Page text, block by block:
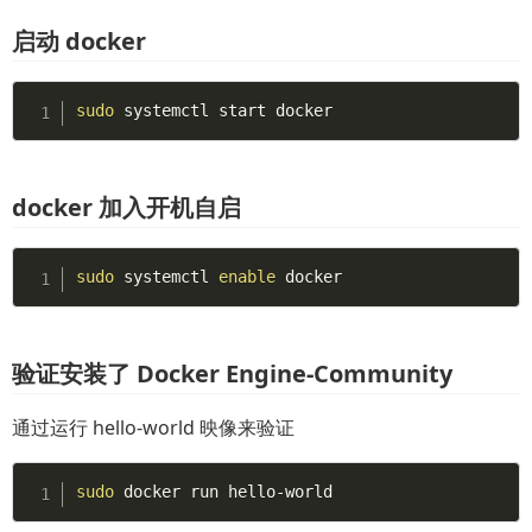
启动 docker
sudo systemctl start docker
docker 加入开机自启
sudo systemctl enable docker
验证安装了 Docker Engine-Community
通过运行 hello-world 映像来验证
sudo docker run hello-world